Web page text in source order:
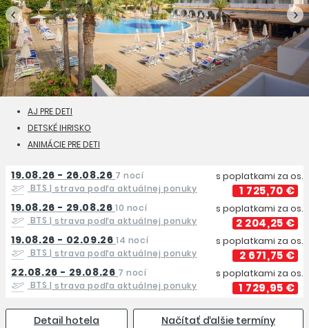
AJ PRE DETI
DETSKÉ IHRISKO
ANIMÁCIE PRE DETI
19.08.26 - 26.08.26 7 nocí
BTS| strava podľa aktuálnej ponuky
s poplatkami za os.
1 725,70 €
19.08.26 - 29.08.26 10 nocí
BTS| strava podľa aktuálnej ponuky
s poplatkami za os.
2 204,25 €
19.08.26 - 02.09.26 14 nocí
BTS| strava podľa aktuálnej ponuky
s poplatkami za os.
2 671,75 €
22.08.26 - 29.08.26 7 nocí
BTS| strava podľa aktuálnej ponuky
s poplatkami za os.
1 729,95 €
Detail hotela Načítať ďalšie termíny